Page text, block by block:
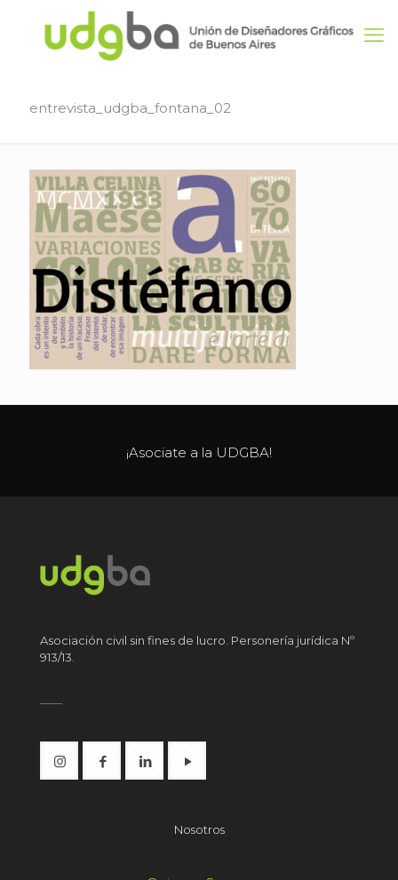
entrevista_udgba_fontana_02
¡Asociate a la UDGBA!
Asociación civil sin fines de lucro. Personería jurídica Nº
913/13.
Nosotros